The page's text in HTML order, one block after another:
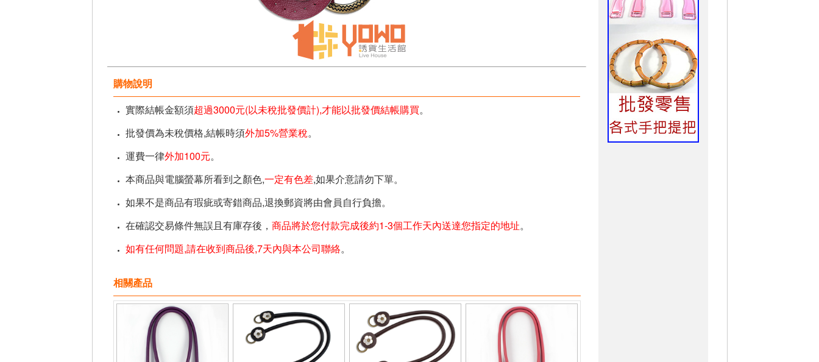
購物說明
實際結帳金額須超過3000元(以未稅批發價計),才能以批發價結帳購買。
批發價為未稅價格,結帳時須外加5%營業稅。
運費一律外加100元。
本商品與電腦螢幕所看到之顏色,一定有色差,如果介意請勿下單。
如果不是商品有瑕疵或寄錯商品,退換郵資將由會員自行負擔。
在確認交易條件無誤且有庫存後， 商品將於您付款完成後約1-3個工作天內送達您指定的地址。
如有任何問題,請在收到商品後,7天內與本公司聯絡。
相關產品